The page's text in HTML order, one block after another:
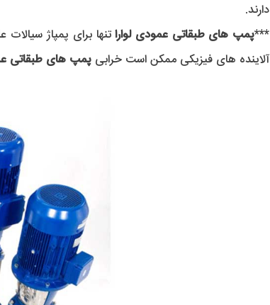
دارند.
***پمپ های طبقاتی عمودی لوارا
آلاینده های فیزیکی ممکن است خرابی پمپ های طبقاتی